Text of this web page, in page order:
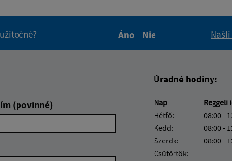
Áno
Nie
(povinné)
Úradné hodiny:
Nap Reggeli
Hétfő:
08:00 -
Kedd:
08:00 -
Szerda:
08:00 -
Csütörtök:
-